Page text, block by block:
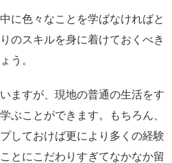
に色々なことを学ばなければと
のスキルを身に着けておくべき
う。
ますが、現地の普通の生活をす
ぶことができます。もちろん、
しておけば更により多くの経験
とにこだわりすぎてなかなか留